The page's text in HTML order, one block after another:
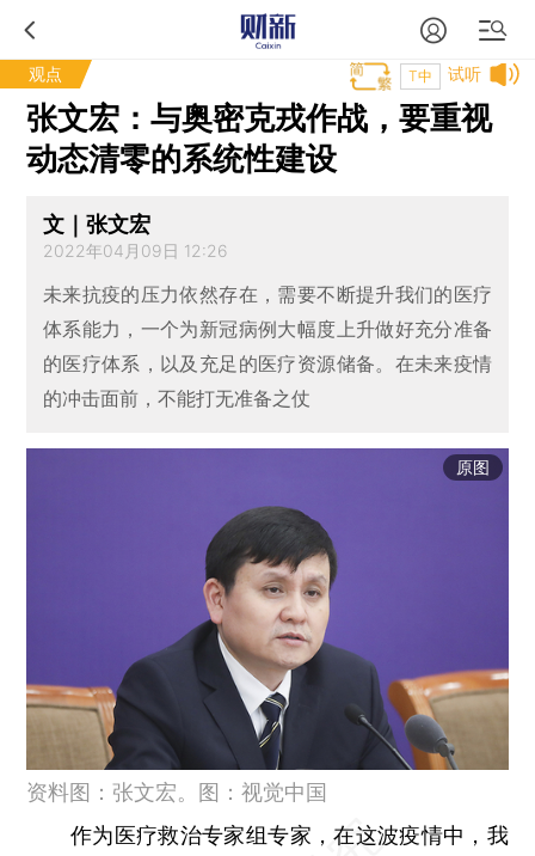
观点 试听
T中
张文宏：与奥密克戎作战，要重视
动态清零的系统性建设
文｜张文宏
2022年04月09日 12:26
未来抗疫的压力依然存在，需要不断提升我们的医疗
体系能力，一个为新冠病例大幅度上升做好充分准备
的医疗体系，以及充足的医疗资源储备。在未来疫情
的冲击面前，不能打无准备之仗
原图
资料图：张文宏。图：视觉中国
作为医疗救治专家组专家，在这波疫情中，我